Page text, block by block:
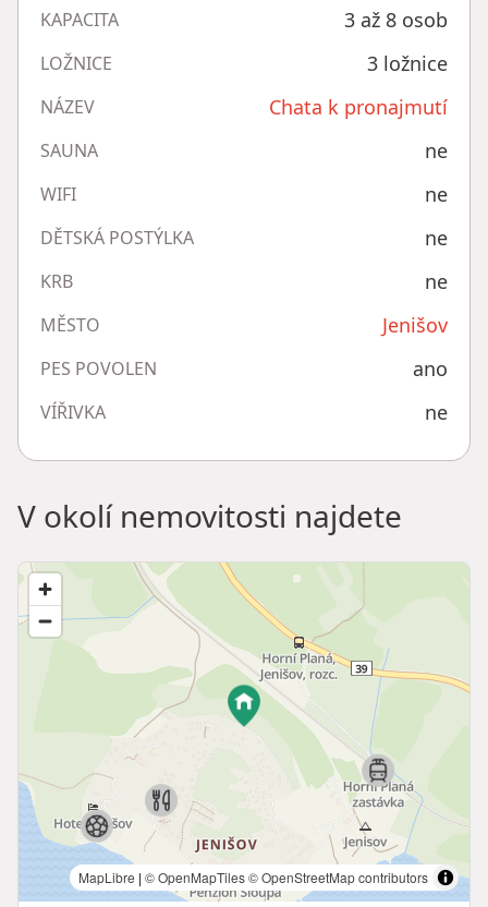
KAPACITA 3 až 8 osob
LOŽNICE 3 ložnice
NÁZEV Chata k pronajmutí
SAUNA ne
WIFI ne
DĚTSKÁ POSTÝLKA ne
KRB ne
MĚSTO Jenišov
PES POVOLEN ano
VÍŘIVKA ne
V okolí nemovitosti najdete
MapLibre | © OpenMapTiles© OpenStreetMap contributors